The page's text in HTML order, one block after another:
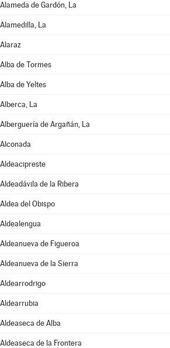
Alameda de Gardón, La
Alamedilla, La
Alaraz
Alba de Tormes
Alba de Yeltes
Alberca, La
Alberguería de Argañán, La
Alconada
Aldeacipreste
Aldeadávila de la Ribera
Aldea del Obispo
Aldealengua
Aldeanueva de Figueroa
Aldeanueva de la Sierra
Aldearrodrigo
Aldearrubia
Aldeaseca de Alba
Aldeaseca de la Frontera